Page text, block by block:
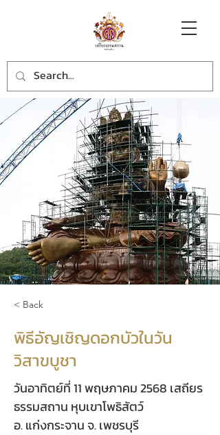
< Back
พิธีอัญเชิญดอกบัวในวัน
วิสาขบูชา
วันอาทิตย์ที่ 11 พฤษภาคม 2568 เสถียร
ธรรมสถาน หุบเขาโพธิสัตว์
อ. แก่งกระจาน จ. เพชรบุรี